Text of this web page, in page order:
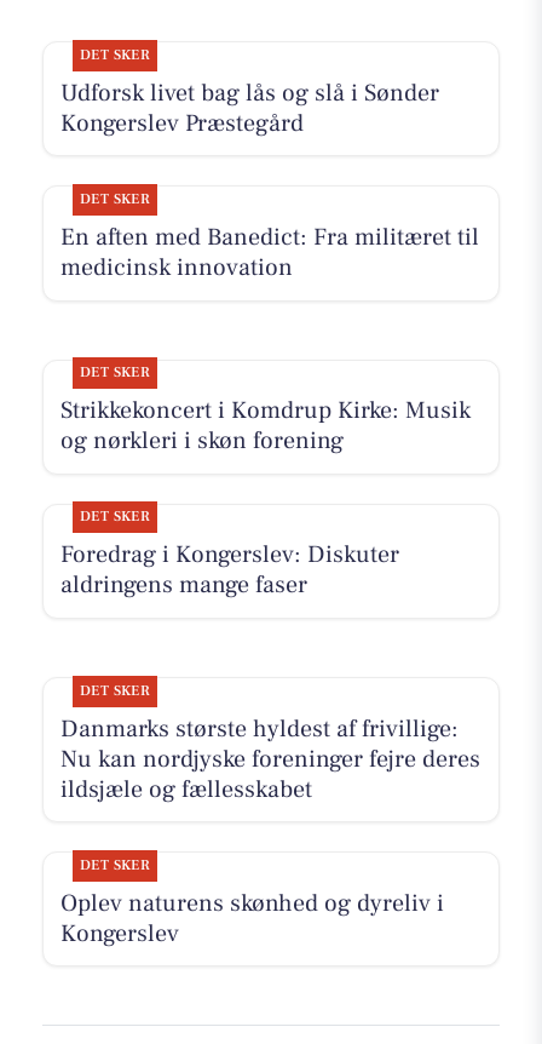
DET SKER
Udforsk livet bag lås og slå i Sønder
Kongerslev Præstegård
DET SKER
En aften med Banedict: Fra militæret til
medicinsk innovation
DET SKER
Strikkekoncert i Komdrup Kirke: Musik
og nørkleri i skøn forening
DET SKER
Foredrag i Kongerslev: Diskuter
aldringens mange faser
DET SKER
Danmarks største hyldest af frivillige:
Nu kan nordjyske foreninger fejre deres
ildsjæle og fællesskabet
DET SKER
Oplev naturens skønhed og dyreliv i
Kongerslev